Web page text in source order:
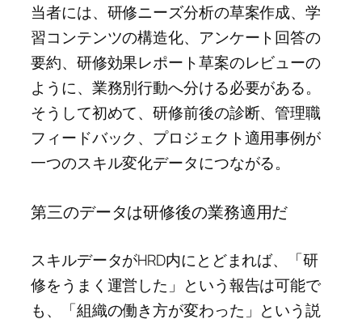
当者には、研修ニーズ分析の草案作成、学
習コンテンツの構造化、アンケート回答の
要約、研修効果レポート草案のレビューの
ように、業務別行動へ分ける必要がある。
そうして初めて、研修前後の診断、管理職
フィードバック、プロジェクト適用事例が
一つのスキル変化データにつながる。
第三のデータは研修後の業務適用だ
スキルデータがHRD内にとどまれば、「研
修をうまく運営した」という報告は可能で
も、「組織の働き方が変わった」という説